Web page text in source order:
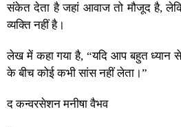
संकेत देता है जहां आवाज तो मौजूद है,
व्यक्ति नहीं है।
लेख में कहा गया है, “यदि आप बहुत ध्यान
के बीच कोई कभी सांस नहीं लेता।”
द कन्वरसेशन मनीषा वैभव